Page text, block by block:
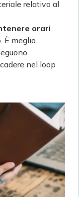
relativo al
orari
È meglio
nel loop